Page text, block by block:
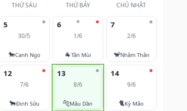
THỨ SÁU THỨ BẢY CHỦ NHẬT
5
30/5
🐎Canh Ngọ
⭐
6
1/6
🐐Tân Mùi
7
2/6
🐒Nhâm Thân
12
7/6
🐂Đinh Sửu
13
8/6
🐅Mậu Dần
14
9/6
🐈Kỷ Mão